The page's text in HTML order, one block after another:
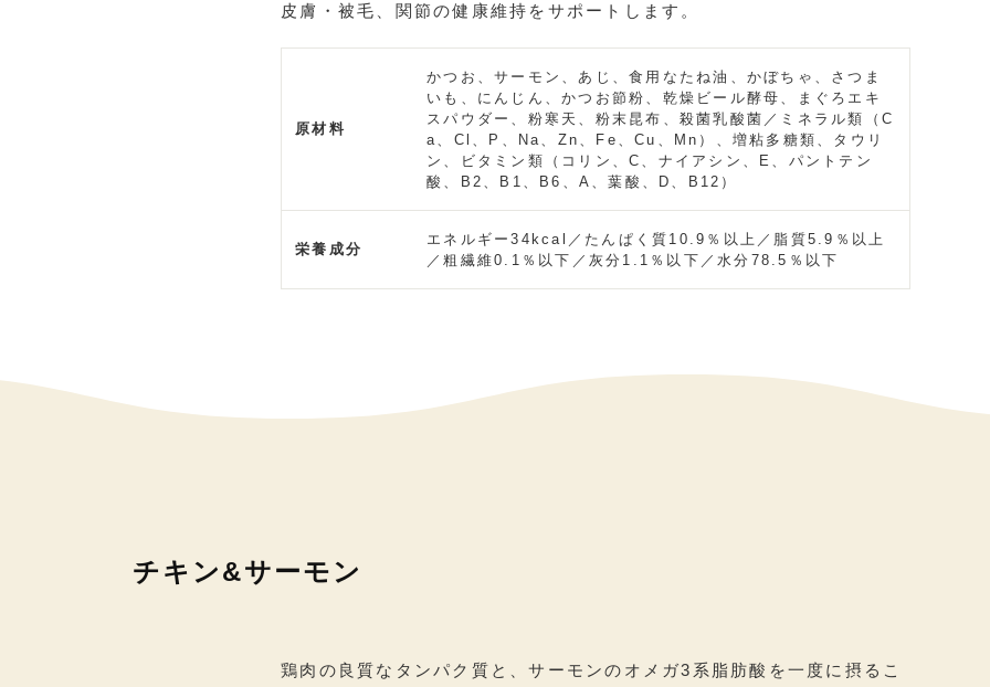
皮膚・被毛、関節の健康維持をサポートします。
原材料
かつお、サーモン、あじ、食用なたね油、かぼちゃ、さつま
いも、にんじん、かつお節粉、乾燥ビール酵母、まぐろエキ
スパウダー、粉寒天、粉末昆布、殺菌乳酸菌／ミネラル類（C
a、Cl、P、Na、Zn、Fe、Cu、Mn）、増粘多糖類、タウリ
ン、ビタミン類（コリン、C、ナイアシン、E、パントテン
酸、B2、B1、B6、A、葉酸、D、B12）
栄養成分
エネルギー34kcal／たんぱく質10.9％以上／脂質5.9％以上
／粗繊維0.1％以下／灰分1.1％以下／水分78.5％以下
チキン&サーモン
鶏肉の良質なタンパク質と、サーモンのオメガ3系脂肪酸を一度に摂るこ